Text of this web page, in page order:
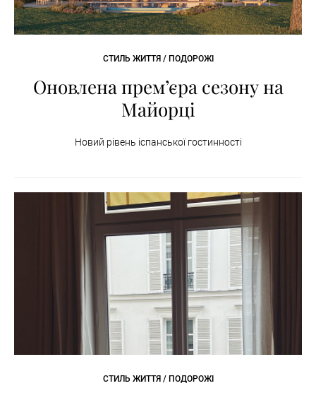
СТИЛЬ ЖИТТЯ / ПОДОРОЖІ
Оновлена прем’єра сезону на
Майорці
Новий рівень іспанської гостинності
СТИЛЬ ЖИТТЯ / ПОДОРОЖІ